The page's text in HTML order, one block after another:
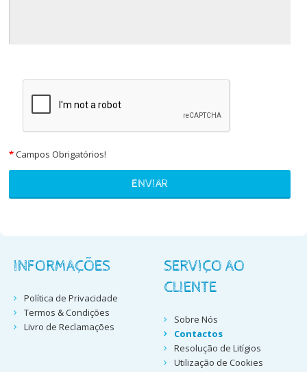
*Campos Obrigatórios!
INFORMAÇÕES
Política de Privacidade
Termos & Condições
Livro de Reclamações
SERVIÇO AO
CLIENTE
Sobre Nós
Contactos
Resolução de Litígios
Utilização de Cookies